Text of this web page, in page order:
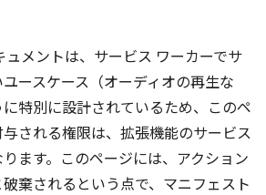
ュメントは、サービス ワーカーでサ
ースケース（オーディオの再生な
特別に設計されているため、このペ
される権限は、拡張機能のサービス
ます。このページには、アクション
棄されるという点で、マニフェスト